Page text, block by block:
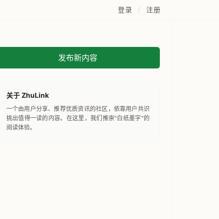
登录 / 注册
发布新内容
关于 ZhuLink
一个由用户分享、推荐优质资讯的社区，依靠用户共识
挑出值得一读的内容。在这里，我们推崇"白纸墨字"的
阅读体验。